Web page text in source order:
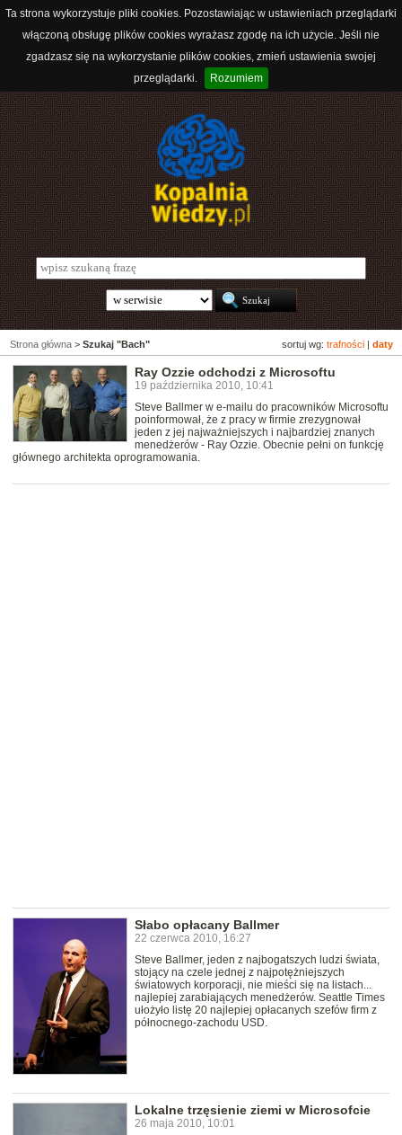
Ta strona wykorzystuje pliki cookies. Pozostawiając w ustawieniach przeglądarki
włączoną obsługę plików cookies wyrażasz zgodę na ich użycie. Jeśli nie
zgadzasz się na wykorzystanie plików cookies, zmień ustawienia swojej
przeglądarki.
Rozumiem
sortuj wg: trafności daty
Strona główna > Szukaj "Bach"
Ray Ozzie odchodzi z Microsoftu
19 października 2010, 10:41
Steve Ballmer w e-mailu do pracowników Microsoftu
poinformował, że z pracy w firmie zrezygnował
jeden z jej najważniejszych i najbardziej znanych
menedżerów - Ray Ozzie. Obecnie pełni on funkcję
głównego architekta oprogramowania.
Słabo opłacany Ballmer
22 czerwca 2010, 16:27
Steve Ballmer, jeden z najbogatszych ludzi świata,
stojący na czele jednej z najpotężniejszych
światowych korporacji, nie mieści się na listach...
najlepiej zarabiających menedżerów. Seattle Times
ułożyło listę 20 najlepiej opłacanych szefów firm z
północnego-zachodu USD.
Lokalne trzęsienie ziemi w Microsofcie
26 maja 2010, 10:01